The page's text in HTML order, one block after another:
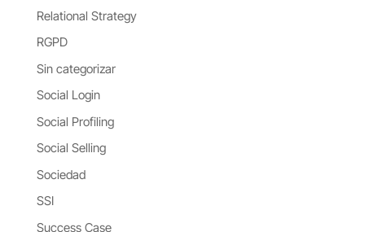
Relational Strategy
RGPD
Sin categorizar
Social Login
Social Profiling
Social Selling
Sociedad
SSI
Success Case